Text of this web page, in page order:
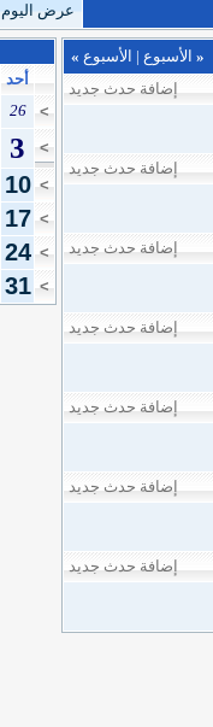
عرض اليوم
« الأسبوع | الأسبوع »
إضافة حدث جديد
إضافة حدث جديد
إضافة حدث جديد
إضافة حدث جديد
إضافة حدث جديد
إضافة حدث جديد
إضافة حدث جديد
أحد
>
26
>
3
>
10
>
17
>
24
>
31